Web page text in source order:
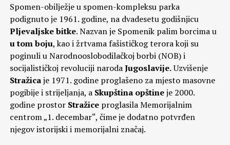
Spomen-obilježje u spomen-kompleksu parka
podignuto je 1961. godine, na dvadesetu godišnjicu
Pljevaljske bitke. Nazvan je Spomenik palim borcima u
u tom boju, kao i žrtvama fašističkog terora koji su
poginuli u Narodnooslobodilačkoj borbi (NOB) i
socijalističkoj revoluciji narodaJugoslavije.Uzvišenje
Stražicaje 1971. godine proglašeno za mjesto masovne
pogibije i strijeljanja, a Skupština opštineje 2000.
godine prostor Stražiceproglasila Memorijalnim
centrom „1. decembar“, čime je dodatno potvrđen
njegov istorijski i memorijalni značaj.